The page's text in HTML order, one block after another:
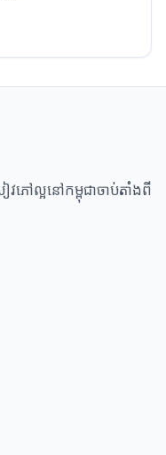
វភៅល្អនៅកម្ពុជាចាប់តាំងពី